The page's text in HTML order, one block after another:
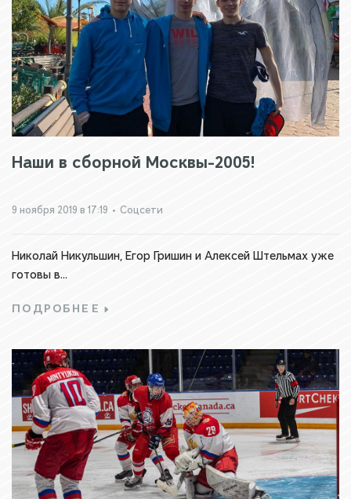
Наши в сборной Москвы-2005!
9 ноября 2019 в 17:19 • Соцсети
Николай Никульшин, Егор Гришин и Алексей Штельмах уже
готовы в...
ПОДРОБНЕЕ